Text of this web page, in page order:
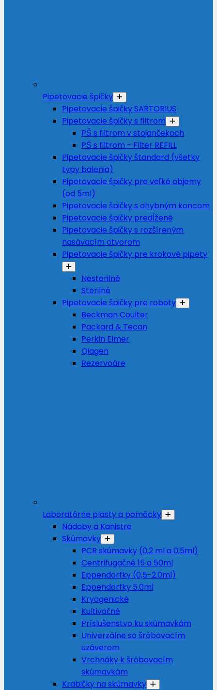
Pipetovacie špičky
Pipetovacie špičky SARTORIUS
Pipetovacie špičky s filtrom
PŠ s filtrom v stojančekoch
PŠ s filtrom - Filter REFILL
Pipetovacie špičky štandard (všetky
typy balenia)
Pipetovacie špičky pre veľké objemy
(od 5ml)
Pipetovacie špičky s ohybným koncom
Pipetovacie špičky predĺžené
Pipetovacie špičky s rozšíreným
nasávacím otvorom
Pipetovacie špičky pre krokové pipety
Nesterilné
Sterilné
Pipetovacie špičky pre roboty
Beckman Coulter
Packard & Tecan
Perkin Elmer
Qiagen
Rezervoáre
Laboratórne plasty a pomôcky
Nádoby a Kanistre
Skúmavky
PCR skúmavky (0,2 ml a 0,5ml)
Centrifugačné 15 a 50ml
Eppendorfky (0,5-2.0ml)
Eppendorfky 5.0ml
Kryogenické
Kultivačné
Príslušenstvo ku skúmavkám
Univerzálne so šróbovacím
uzáverom
Vrchnáky k šróbovacím
skúmavkám
Krabičky na skúmavky